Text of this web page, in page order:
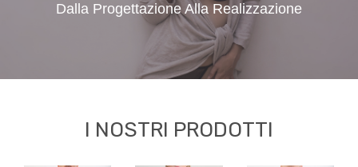
Dalla Progettazione Alla Realizzazione
I NOSTRI PRODOTTI